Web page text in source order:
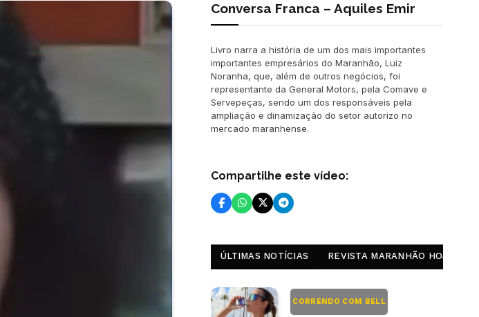
Conversa Franca – Aquiles Emir
Livro narra a história de um dos mais importantes
importantes empresários do Maranhão, Luiz
Noranha, que, além de outros negócios, foi
representante da General Motors, pela Comave e
Servepeças, sendo um dos responsáveis pela
ampliação e dinamização do setor autorizo no
mercado maranhense.
Compartilhe este vídeo:
ÚLTIMAS NOTÍCIAS REVISTA MARANHÃO HOJE
CORRENDO COM BELL